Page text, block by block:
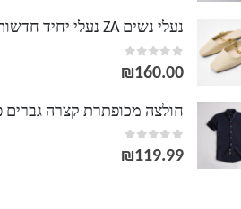
0
out of 5
₪160.00
0
out of 5
₪119.99